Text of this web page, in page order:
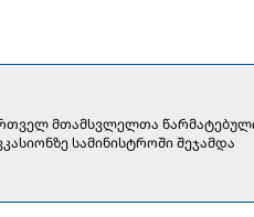
მთამსვლელთა წარმატებული
სამინისტროში შეჯამდა